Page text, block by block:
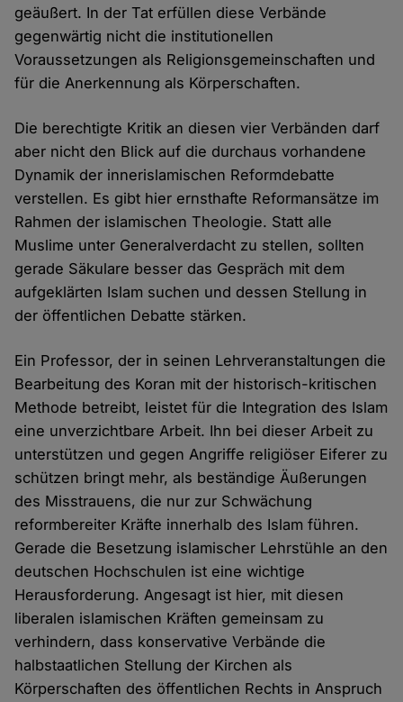
geäußert. In der Tat erfüllen diese Verbände
gegenwärtig nicht die institutionellen
Voraussetzungen als Religionsgemeinschaften und
für die Anerkennung als Körperschaften.
Die berechtigte Kritik an diesen vier Verbänden darf
aber nicht den Blick auf die durchaus vorhandene
Dynamik der innerislamischen Reformdebatte
verstellen. Es gibt hier ernsthafte Reformansätze im
Rahmen der islamischen Theologie. Statt alle
Muslime unter Generalverdacht zu stellen, sollten
gerade Säkulare besser das Gespräch mit dem
aufgeklärten Islam suchen und dessen Stellung in
der öffentlichen Debatte stärken.
Ein Professor, der in seinen Lehrveranstaltungen die
Bearbeitung des Koran mit der historisch-kritischen
Methode betreibt, leistet für die Integration des Islam
eine unverzichtbare Arbeit. Ihn bei dieser Arbeit zu
unterstützen und gegen Angriffe religiöser Eiferer zu
schützen bringt mehr, als beständige Äußerungen
des Misstrauens, die nur zur Schwächung
reformbereiter Kräfte innerhalb des Islam führen.
Gerade die Besetzung islamischer Lehrstühle an den
deutschen Hochschulen ist eine wichtige
Herausforderung. Angesagt ist hier, mit diesen
liberalen islamischen Kräften gemeinsam zu
verhindern, dass konservative Verbände die
halbstaatlichen Stellung der Kirchen als
Körperschaften des öffentlichen Rechts in Anspruch